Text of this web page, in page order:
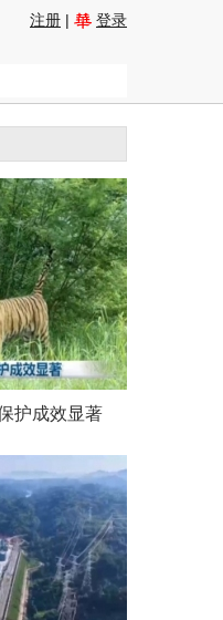
注册 | 登录
护成效显著